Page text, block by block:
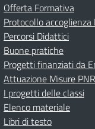
Offerta Formativa
Protocollo
Percorsi Didattici
Buone pratiche
Progetti finanziati da
Attuazione Misure
I progetti delle classi
Elenco materiale
Libri di testo